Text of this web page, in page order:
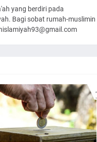
yang berdiri pada
Bagi sobat rumah-muslimin